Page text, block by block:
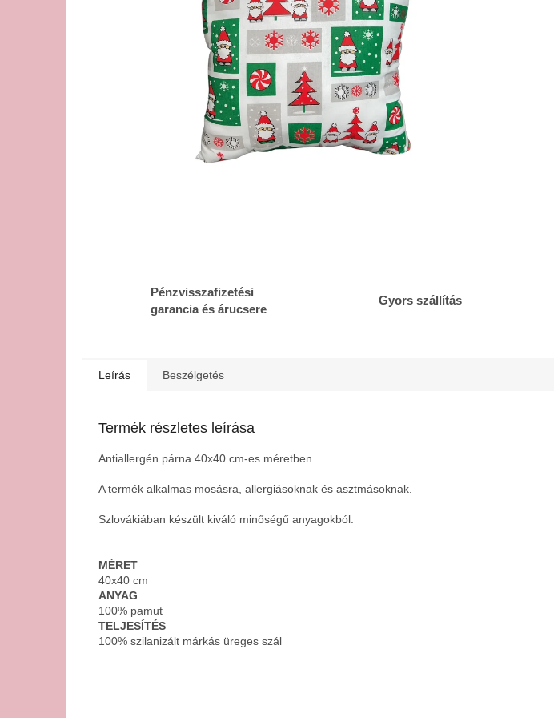
Pénzvisszafizetési
garancia és árucsere
Gyors szállítás
Leírás Beszélgetés
Termék részletes leírása
Antiallergén párna 40x40 cm-es méretben.
A termék alkalmas mosásra, allergiásoknak és asztmásoknak.
Szlovákiában készült kiváló minőségű anyagokból.
MÉRET
40x40 cm
ANYAG
100% pamut
TELJESÍTÉS
100% szilanizált márkás üreges szál